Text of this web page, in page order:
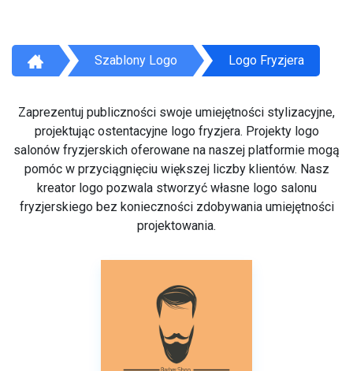
Szablony Logo Logo Fryzjera
Zaprezentuj publiczności swoje umiejętności stylizacyjne,
projektując ostentacyjne logo fryzjera. Projekty logo
salonów fryzjerskich oferowane na naszej platformie mogą
pomóc w przyciągnięciu większej liczby klientów. Nasz
kreator logo pozwala stworzyć własne logo salonu
fryzjerskiego bez konieczności zdobywania umiejętności
projektowania.